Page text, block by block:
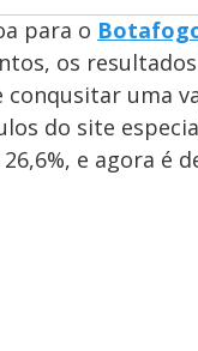
para o
os
conqusitar uma
do site
e agora é